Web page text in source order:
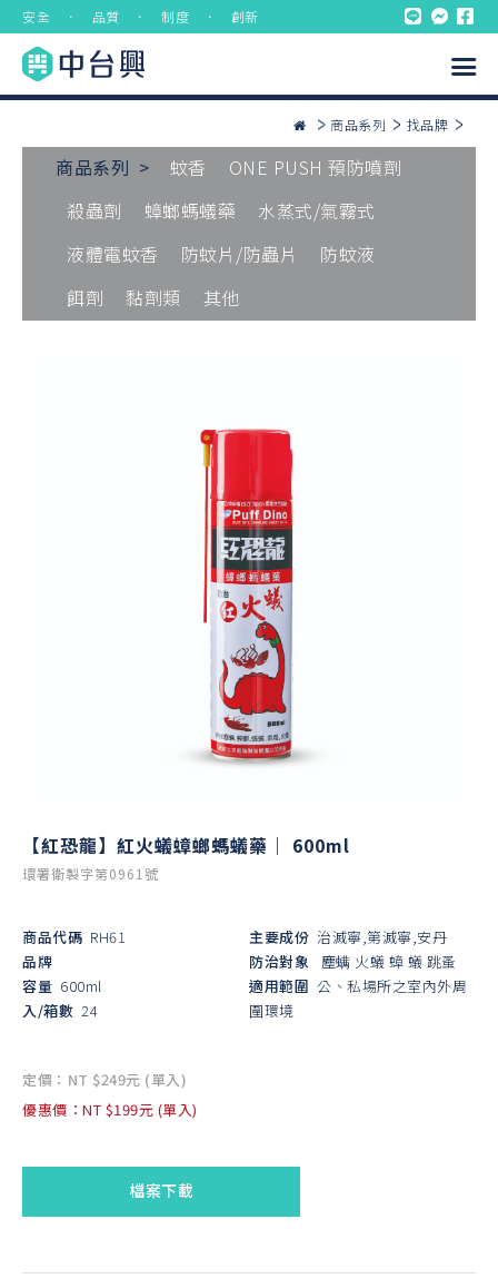
安全 ． 品質 ． 制度 ． 創新
商品系列 找品牌
商品系列 > 蚊香
ONE PUSH 預防噴劑
殺蟲劑
蟑螂螞蟻藥
水蒸式/氣霧式
液體電蚊香
防蚊片/防蟲片
防蚊液
餌劑
黏劑類 其他
【紅恐龍】紅火蟻蟑螂螞蟻藥｜ 600ml
環署衛製字第0961號
商品代碼 RH61
品牌
容量 600ml
入/箱數 24
主要成份 治滅寧,第滅寧,安丹
防治對象
塵螨 火蟻 蟑 蟻 跳蚤
適用範圍 公、私場所之室內外周
圍環境
定價：NT $249元 (單入)
優惠價：NT $199元 (單入)
檔案下載